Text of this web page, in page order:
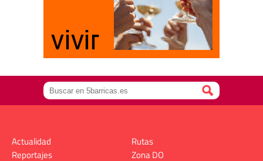
Actualidad
Reportajes
Rutas
Zona DO